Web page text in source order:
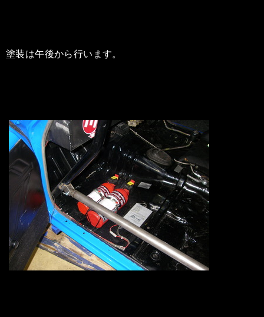
塗装は午後から行います。